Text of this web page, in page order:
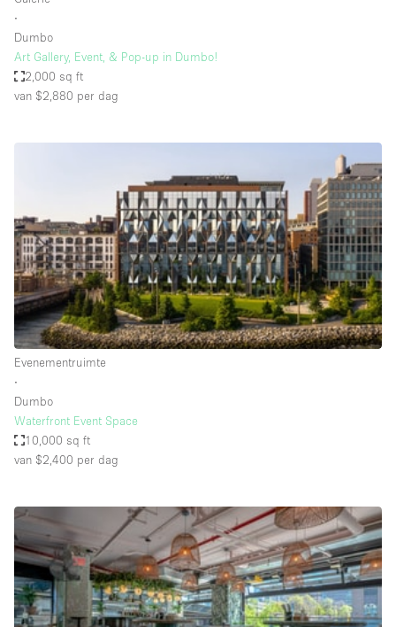
Kraampje / Kiosk / Stalletje
Kraampje / Marktkraam
Ontvangsthal
Overige
Restaurant / Bar / Café
Salon
Unieke ruimte
Vergaderruimte
Winkelruimte in winkelcentrum
Kenmerken ruimte
Airconditioning
Animals Friendly
Audio- en videoapparatuur
∙
Dumbo
Art Gallery, Event, & Pop-up in Dumbo!
2,000 sq ft
van $2,880 per dag
Evenementruimte
∙
Dumbo
Waterfront Event Space
10,000 sq ft
van $2,400 per dag